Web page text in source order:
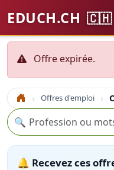
EDUCH.CH 🇨🇭
Offre expirée.
Accueil Offres d'emploi
Recherche
🔍
🔔 Recevez ces